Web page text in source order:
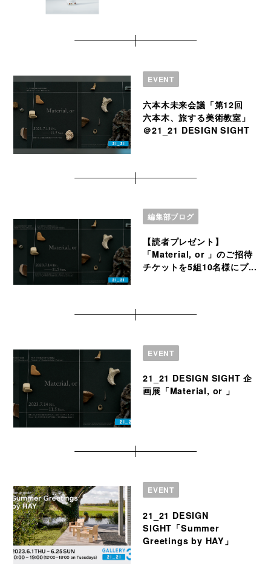
EVENT
六本木未来会議「第12回
六本木、旅する美術教室」
＠21_21 DESIGN SIGHT
編集部ブログ
【読者プレゼント】
「Material, or 」のご招待
チケットを5組10名様にプ...
EVENT
21_21 DESIGN SIGHT 企
画展「Material, or 」
EVENT
21_21 DESIGN
SIGHT「Summer
Greetings by HAY」